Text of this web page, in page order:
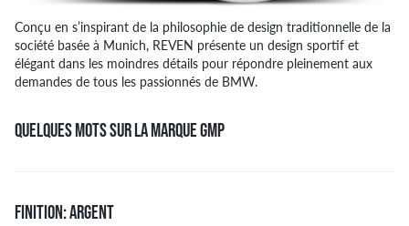
Conçu en s’inspirant de la philosophie de design traditionnelle de la
société basée à Munich, REVEN présente un design sportif et
élégant dans les moindres détails pour répondre pleinement aux
demandes de tous les passionnés de BMW.
QUELQUES MOTS SUR LA MARQUE GMP
FINITION: ARGENT